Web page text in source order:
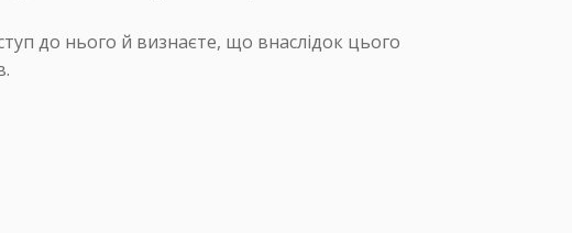
до нього й визнаєте, що внаслідок цього